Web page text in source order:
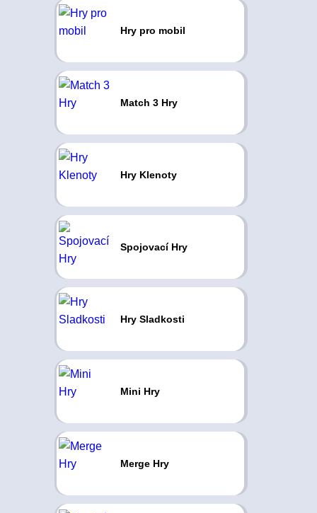
Hry pro mobil
Match 3 Hry
Hry Klenoty
Spojovací Hry
Hry Sladkosti
Mini Hry
Merge Hry